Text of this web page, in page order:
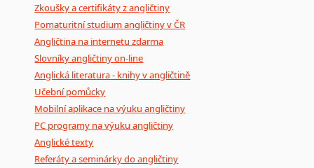
Zkoušky a certifikáty z angličtiny
Pomaturitní studium angličtiny v ČR
Angličtina na internetu zdarma
Slovníky angličtiny on-line
Anglická literatura - knihy v angličtině
Učební pomůcky
Mobilní aplikace na výuku angličtiny
PC programy na výuku angličtiny
Anglické texty
Referáty a seminárky do angličtiny